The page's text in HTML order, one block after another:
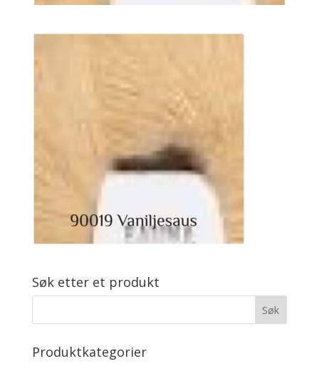
Søk etter et produkt
Produktkategorier